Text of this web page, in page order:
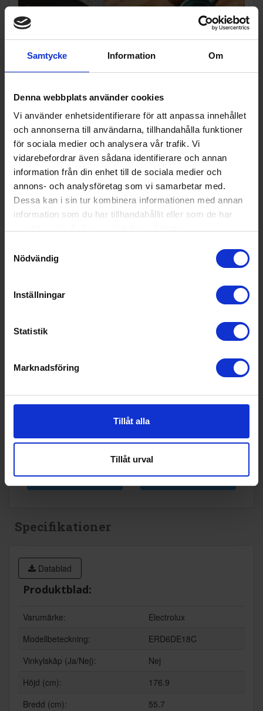
Samtycke Information Om
Denna webbplats använder cookies
Vi använder enhetsidentifierare för att anpassa innehållet
och annonserna till användarna, tillhandahålla funktioner
för sociala medier och analysera vår trafik. Vi
vidarebefordrar även sådana identifierare och annan
information från din enhet till de sociala medier och
annons- och analysföretag som vi samarbetar med.
Dessa kan i sin tur kombinera informationen med annan
information som du har tillhandahållit eller som de har
Nödvändig
Inställningar
Statistik
Marknadsföring
Tillåt alla
Tillåt urval
Energieffektiv och tyst drift
Kylskåpet är utformat för låg energiförbrukning och tyst
gång. Detta gör att det fungerar diskret i köket samtidigt som
det hjälper till att minska både elförbrukning och
driftkostnader i vardagen.
Produktinformation
- Larmar direkt vid
vattenläcka
695:-
I lager
KÖP
Droppskyddsbricka
KÖP
Specifikationer
Datablad
Produktblad:
Varumärke:
Electrolux
Modellbeteckning:
ERD6DE18C
Vinkylskåp (Ja/Nej):
Nej
Höjd (cm):
176.9
Bredd (cm):
55.7